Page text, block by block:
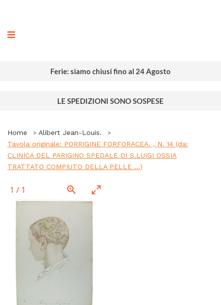
Ferie: siamo chiusi fino al 24 Agosto
LE SPEDIZIONI SONO SOSPESE
Home
Alibert Jean-Louis.
Tavola originale: PORRIGINE FORFORACEA. , N. 14 (da:
CLINICA DEL PARIGINO SPEDALE DI S.LUIGI OSSIA
TRATTATO COMPIUTO DELLA PELLE ...)
1 / 1